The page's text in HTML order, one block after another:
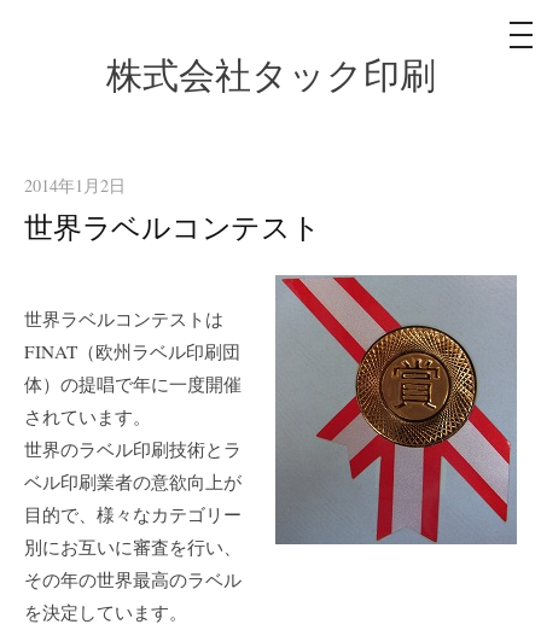
ツ
へ
ッ
プ
株式会社タック印刷
メ
ニ
2014年1月2日
世界ラベルコンテスト
世界ラベルコンテストは
FINAT（欧州ラベル印刷団
体）の提唱で年に一度開催
されています。
世界のラベル印刷技術とラ
ベル印刷業者の意欲向上が
目的で、様々なカテゴリー
別にお互いに審査を行い、
その年の世界最高のラベル
を決定しています。